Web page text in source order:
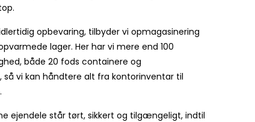
opbevaring, tilbyder vi opmagasinering
lager. Her har vi mere end 100
både 20 fods containere og
vi kan håndtere alt fra kontorinventar til
ejendele står tørt, sikkert og tilgængeligt, indtil